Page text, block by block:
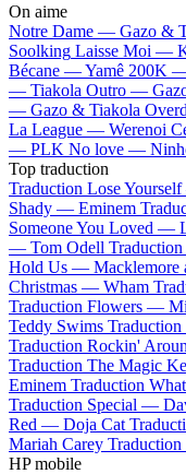
On aime
Notre Dame — Gazo &
Soolking Laisse Moi —
Bécane —Yamê 200K
— Tiakola Outro —
— Gazo & Tiakola
La League — Werenoi
— PLK No love —
Top traduction
Traduction Lose
Shady — Eminem
Someone You Loved —
— Tom Odell
Hold Us — Macklemore
Christmas — Wham
Traduction Flowers —
Teddy Swims
Traduction Rockin'
Traduction The Magic
Eminem Traduction
Traduction Special —
Red — Doja Cat
Mariah Carey
HP mobile